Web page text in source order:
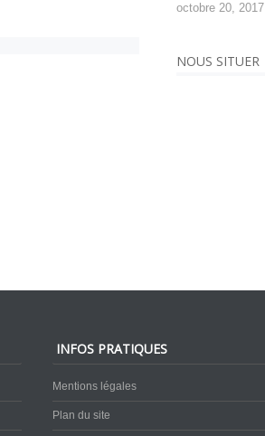
octobre 20, 2017
NOUS SITUER
INFOS PRATIQUES
Mentions légales
Plan du site